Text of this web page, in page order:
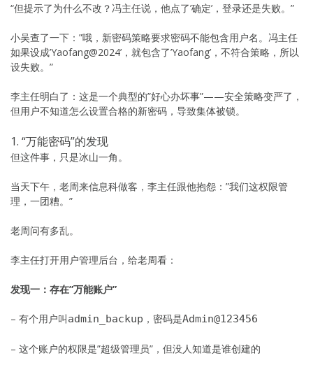
“但提示了为什么不改？冯主任说，他点了’确定’，登录还是失败。”
小吴查了一下：”哦，新密码策略要求密码不能包含用户名。冯主任
如果设成’Yaofang@2024’，就包含了’Yaofang’，不符合策略，所以
设失败。”
李主任明白了：这是一个典型的”好心办坏事”——安全策略变严了，
但用户不知道怎么设置合格的新密码，导致集体被锁。
1. “万能密码”的发现
但这件事，只是冰山一角。
当天下午，老周来信息科做客，李主任跟他抱怨：”我们这权限管
理，一团糟。”
老周问有多乱。
李主任打开用户管理后台，给老周看：
发现一：存在”万能账户”
– 有个用户叫admin_backup ，密码是Admin@123456
– 这个账户的权限是”超级管理员”，但没人知道是谁创建的